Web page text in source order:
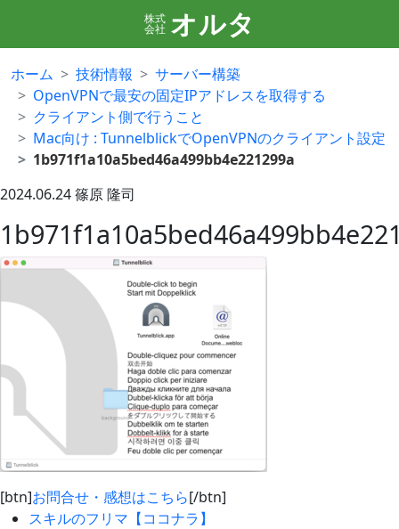
株式
会社 オルタ
ホーム 技術情報
サーバー構築
OpenVPNで最安の固定IPアドレスを取得する
クライアント側で行うこと
Mac向け : TunnelblickでOpenVPNのクライアント設定
1b971f1a10a5bed46a499bb4e221299a
2024.06.24篠原 隆司
[btn]お問合せ・感想はこちら[/btn]
スキルのフリマ【ココナラ】